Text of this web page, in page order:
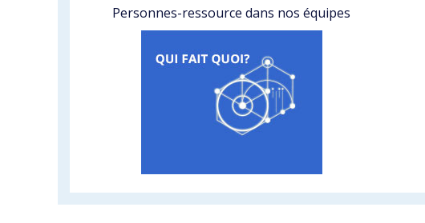
Personnes-ressource dans nos équipes